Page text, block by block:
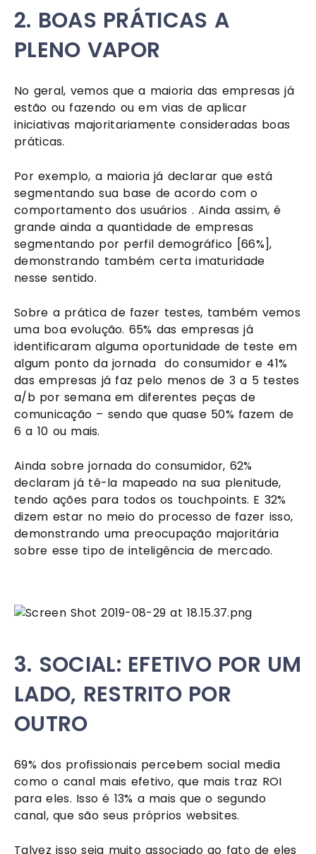
2. BOAS PRÁTICAS A
PLENO VAPOR
No geral, vemos que a maioria das empresas já
estão ou fazendo ou em vias de aplicar
iniciativas majoritariamente consideradas boas
práticas.
Por exemplo, a maioria já declarar que está
segmentando sua base de acordo com o
comportamento dos usuários . Ainda assim, é
grande ainda a quantidade de empresas
segmentando por perfil demográfico [66%],
demonstrando também certa imaturidade
nesse sentido.
Sobre a prática de fazer testes, também vemos
uma boa evolução. 65% das empresas já
identificaram alguma oportunidade de teste em
algum ponto da jornada  do consumidor e 41%
das empresas já faz pelo menos de 3 a 5 testes
a/b por semana em diferentes peças de
comunicação – sendo que quase 50% fazem de
6 a 10 ou mais.
Ainda sobre jornada do consumidor, 62%
declaram já tê-la mapeado na sua plenitude,
tendo ações para todos os touchpoints. E 32%
dizem estar no meio do processo de fazer isso,
demonstrando uma preocupação majoritária
sobre esse tipo de inteligência de mercado.
3. SOCIAL: EFETIVO POR UM
LADO, RESTRITO POR
OUTRO
69% dos profissionais percebem social media
como o canal mais efetivo, que mais traz ROI
para eles. Isso é 13% a mais que o segundo
canal, que são seus próprios websites.
Talvez isso seja muito associado ao fato de eles